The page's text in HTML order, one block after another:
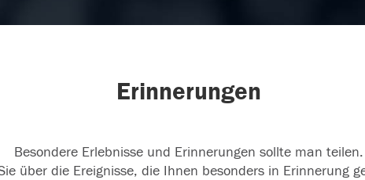
Erinnerungen
Besondere Erlebnisse und Erinnerungen sollte man teilen.
über die Ereignisse, die Ihnen besonders in Erinnerung